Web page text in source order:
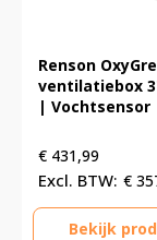
Renson
ventilatiebox
| Vochtsensor
€ 431,99
€
Bekijk